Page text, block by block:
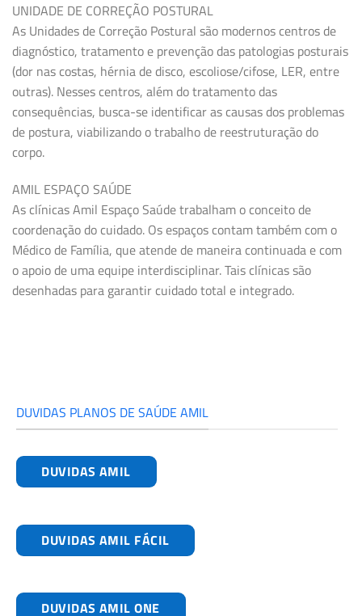
UNIDADE DE CORREÇÃO POSTURAL
As Unidades de Correção Postural são modernos centros de
diagnóstico, tratamento e prevenção das patologias posturais
(dor nas costas, hérnia de disco, escoliose/cifose, LER, entre
outras). Nesses centros, além do tratamento das
consequências, busca-se identificar as causas dos problemas
de postura, viabilizando o trabalho de reestruturação do
corpo.
AMIL ESPAÇO SAÚDE
As clínicas Amil Espaço Saúde trabalham o conceito de
coordenação do cuidado. Os espaços contam também com o
Médico de Família, que atende de maneira continuada e com
o apoio de uma equipe interdisciplinar. Tais clínicas são
desenhadas para garantir cuidado total e integrado.
DUVIDAS PLANOS DE SAÚDE AMIL
DUVIDAS AMIL
DUVIDAS AMIL FÁCIL
DUVIDAS AMIL ONE